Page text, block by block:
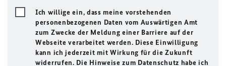
Ich willige ein, dass meine vorstehenden
personenbezogenen Daten vom Auswärtigen Amt
zum Zwecke der Meldung einer Barriere auf der
Webseite verarbeitet werden. Diese Einwilligung
kann ich jederzeit mit Wirkung für die Zukunft
widerrufen. Die Hinweise zum Datenschutz habe ich